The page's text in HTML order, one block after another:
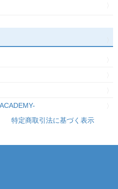
特定商取引法に基づく表示